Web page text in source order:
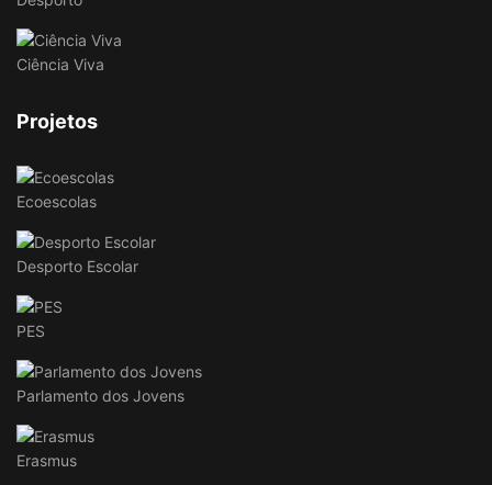
Ciência Viva
Projetos
Ecoescolas
Desporto Escolar
PES
Parlamento dos Jovens
Erasmus